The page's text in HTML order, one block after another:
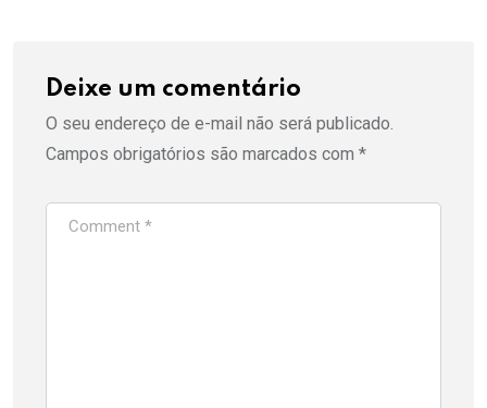
Deixe um comentário
O seu endereço de e-mail não será publicado.
Campos obrigatórios são marcados com *